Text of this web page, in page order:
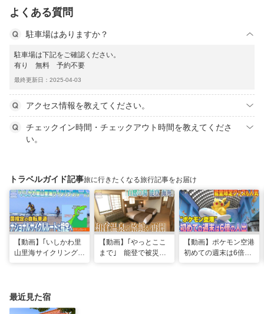
よくある質問
駐車場はありますか？
駐車場は下記をご確認ください。
有り 無料 予約不要
最終更新日：2025-04-03
アクセス情報を教えてください。
チェックイン時間・チェックアウト時間を教えてくださ
い。
トラベルガイド記事旅に行きたくなる旅行記事をお届け
【動画】｢いしかわ里
山里海サイクリングル
【動画】｢やっとここ
まで｣ 能登で被災の
【動画】ポケモン空港
初めての週末は6倍の
最近見た宿